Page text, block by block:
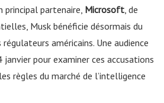
principal partenaire, Microsoft, de
Musk bénéficie désormais du
américains. Une audience
pour examiner ces accusations
règles du marché de l’intelligence